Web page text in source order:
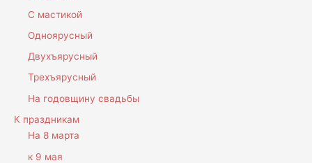
С мастикой
Одноярусный
Двухъярусный
Трехъярусный
На годовщину свадьбы
К праздникам
На 8 марта
к 9 мая